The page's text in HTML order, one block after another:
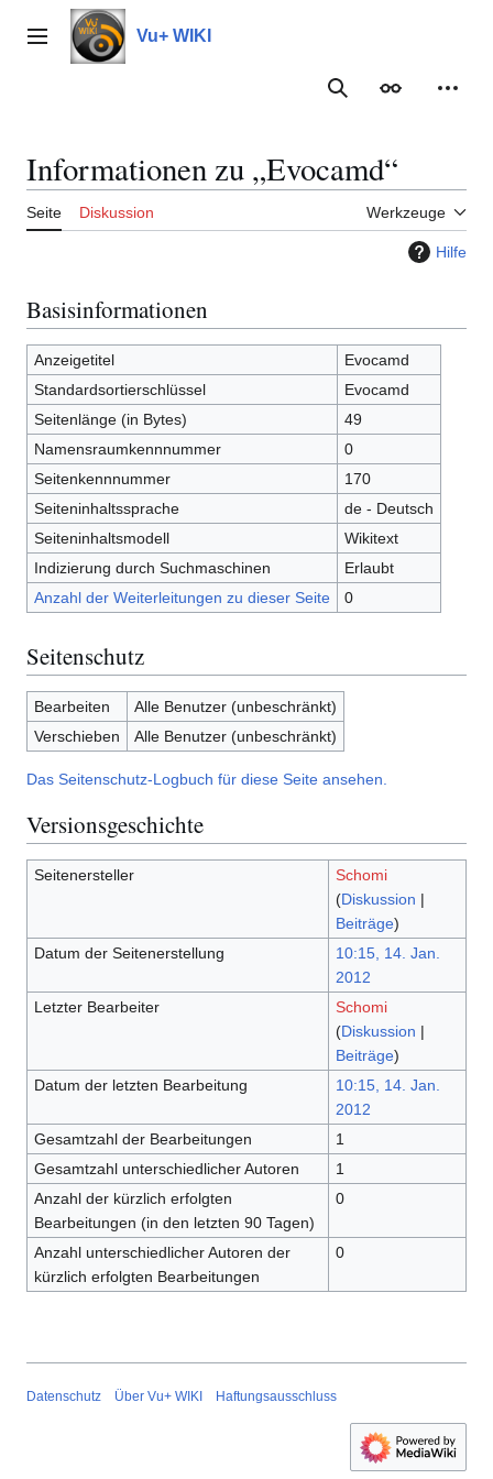
Inhalt
springenHauptmenü Vu+ WIKI
Suche
Informationen zu „Evocamd“
Seite Diskussion Werkzeuge
Hilfe
Basisinformationen
Anzeigetitel
Evocamd
Standardsortierschlüssel
Evocamd
Seitenlänge (in Bytes)
49
Namensraumkennnummer
0
Seitenkennnummer
170
Seiteninhaltssprache
de - Deutsch
Seiteninhaltsmodell
Wikitext
Indizierung durch Suchmaschinen
Erlaubt
Anzahl der Weiterleitungen zu dieser Seite
0
Seitenschutz
Bearbeiten
Alle Benutzer (unbeschränkt)
Verschieben
Alle Benutzer (unbeschränkt)
Das Seitenschutz-Logbuch für diese Seite ansehen.
Versionsgeschichte
Seitenersteller
Schomi
(Diskussion |
Beiträge)
Datum der Seitenerstellung
10:15, 14. Jan.
2012
Letzter Bearbeiter
Schomi
(Diskussion |
Beiträge)
Datum der letzten Bearbeitung
10:15, 14. Jan.
2012
Gesamtzahl der Bearbeitungen
1
Gesamtzahl unterschiedlicher Autoren
1
Anzahl der kürzlich erfolgten
Bearbeitungen (in den letzten 90 Tagen)
0
Anzahl unterschiedlicher Autoren der
kürzlich erfolgten Bearbeitungen
0
Datenschutz Über Vu+ WIKI Haftungsausschluss